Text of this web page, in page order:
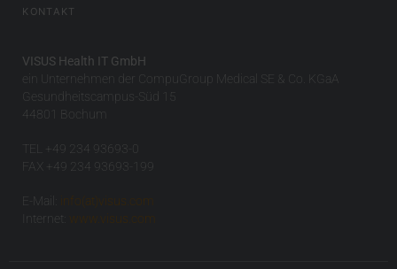
KONTAKT
VISUS Health IT GmbH
ein Unternehmen der CompuGroup Medical SE & Co. KGaA
Gesundheitscampus-Süd 15
44801 Bochum
TEL +49 234 93693-0
FAX +49 234 93693-199
E-Mail:
info(at)visus.com
Internet:
www.visus.com